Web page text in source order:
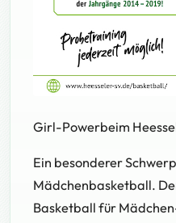
Girl-Powerbeim
Ein besonderer
Mädchenbasketball.
Basketball für